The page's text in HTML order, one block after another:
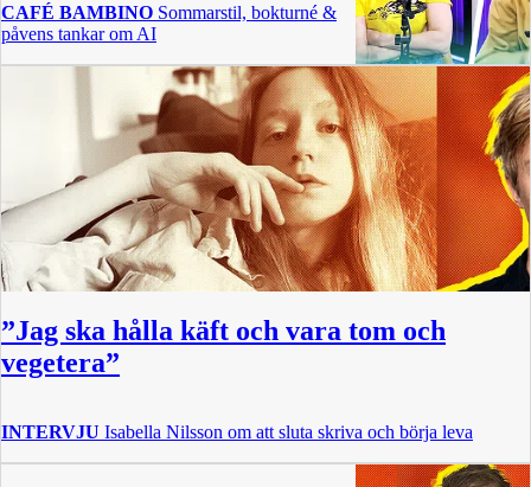
CAFÉ BAMBINO Sommarstil, bokturné &
påvens tankar om AI
46 min
”Jag ska hålla käft och vara tom och
vegetera”
INTERVJU Isabella Nilsson om att sluta skriva och börja leva